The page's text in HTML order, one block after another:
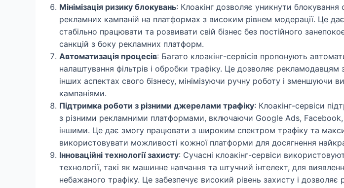
Мінімізація ризику блокувань: Клоакінг дозволяє уникнути блокування
рекламних кампаній на платформах з високим рівнем модерації. Це
стабільно працювати та розвивати свій бізнес без постійного
санкцій з боку рекламних платформ.
Автоматизація процесів: Багато клоакінг-сервісів пропонують
налаштування фільтрів і обробки трафіку. Це дозволяє рекламодавцям
інших аспектах свого бізнесу, мінімізуючи ручну роботу і зменшуючи
кампаніями.
Підтримка роботи з різними джерелами трафіку: Клоакінг-сервіси
з різними рекламними платформами, включаючи Google Ads, Facebook,
іншими. Це дає змогу працювати з широким спектром трафіку та
використовувати можливості кожної платформи для досягнення
Інноваційні технології захисту: Сучасні клоакінг-сервіси
технології, такі як машинне навчання та штучний інтелект, для
небажаного трафіку. Це забезпечує високий рівень захисту і